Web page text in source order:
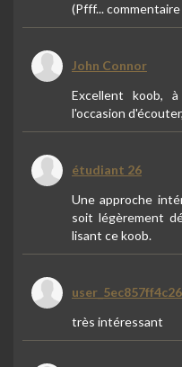
(Pfff...
John Connor
Excellent koob,
l'occasion
étudiant 26
Une approche
soit légèrement
lisant ce koob.
très intéressant